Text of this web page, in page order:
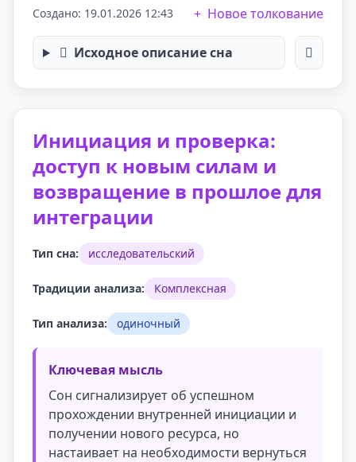
Создано: 19.01.2026 12:43 Новое толкование
Исходное описание сна
Инициация и проверка:
доступ к новым силам и
возвращение в прошлое для
интеграции
Тип сна: исследовательский
Традиции анализа: Комплексная
Тип анализа: одиночный
Ключевая мысль
Сон сигнализирует об успешном
прохождении внутренней инициации и
получении нового ресурса, но
настаивает на необходимости вернуться